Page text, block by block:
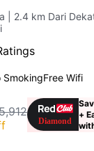
| 2.4 km Dari
SmokingFree Wifi
+